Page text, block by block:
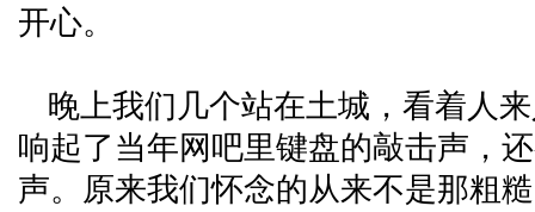
开心。
晚上我们几个站在土城，看着人
响起了当年网吧里键盘的敲击声，
声。原来我们怀念的从来不是那粗